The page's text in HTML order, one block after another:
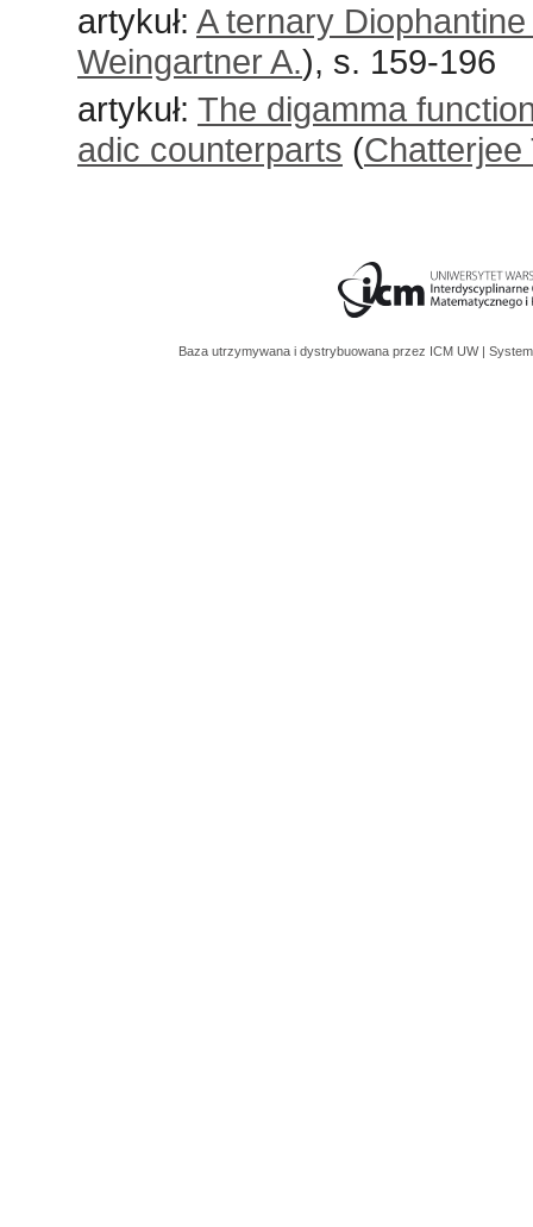
artykuł: A ternary
Weingartner A.), s. 159-196
artykuł: The digamma
adic counterparts (Chatterjee
Baza utrzymywana i dystrybuowana przez ICM UW |